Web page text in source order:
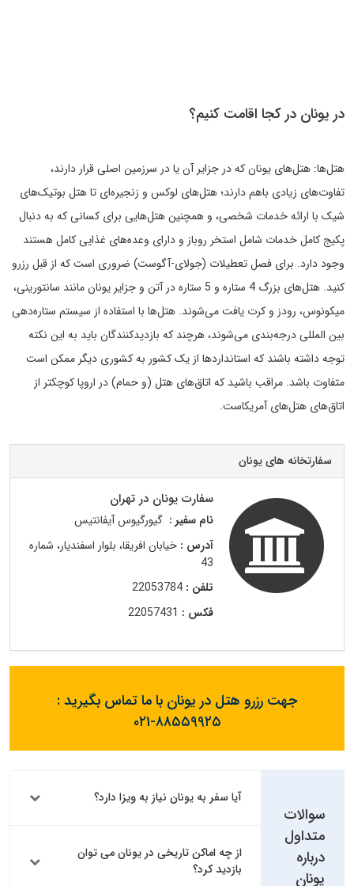
در یونان در کجا اقامت کنیم؟
هتل‌ها: هتل‌های یونان که در جزایر آن یا در سرزمین اصلی قرار دارند،
تفاوت‌های زیادی باهم دارند؛ هتل‌های لوکس و زنجیره‌ای تا هتل بوتیک‌های
شیک با ارائه خدمات شخصی، و همچنین هتل‌هایی برای کسانی که به دنبال
پکیج کامل خدمات شامل استخر روباز و دارای وعده‌های غذایی کامل هستند
وجود دارد. برای فصل تعطیلات (جولای-آگوست) ضروری است که از قبل رزرو
کنید. هتل‌های بزرگ 4 ستاره و 5 ستاره در آتن و جزایر یونان مانند سانتورینی،
میکونوس، رودز و کرت یافت می‌شوند. هتل‌ها با استفاده از سیستم ستاره‌دهی
بین المللی درجه‌بندی می‌شوند، هرچند که بازدیدکنندگان باید به این نکته
توجه داشته باشند که استانداردها از یک کشور به کشوری دیگر ممکن است
متفاوت باشد. مراقب باشید که اتاق‌های هتل (و حمام) در اروپا کوچکتر از
اتاق‌های هتل‌های آمریکاست.
سفارتخانه های یونان
سفارت یونان در تهران
نام سفیر : گیورگیوس آیفانتیس
آدرس : خیابان افریقا، بلوار اسفندیار، شماره
43
تلفن : 22053784
فکس : 22057431
جهت رزرو هتل در یونان با ما تماس بگیرید :
۰۲۱-۸۸۵۵۹۹۲۵
سوالات
متداول
درباره
یونان
آیا سفر به یونان نیاز به ویزا دارد؟
از چه اماکن تاریخی در یونان می توان
بازدید کرد؟